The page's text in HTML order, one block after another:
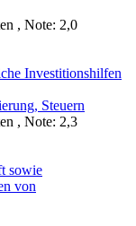
, Note: 2,0
Investitionshilfen
Steuern
, Note: 2,3
sowie
von